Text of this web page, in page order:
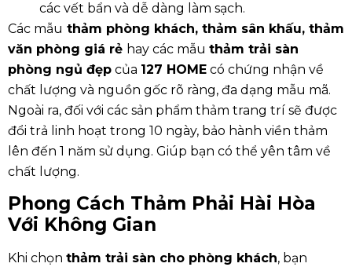
các vết bẩn và dễ dàng làm sạch.
Các mẫu thảm phòng khách, thảm sân khấu, thảm
văn phòng giá rẻ hay các mẫu thảm trải sàn
phòng ngủ đẹp của 127 HOME có chứng nhận về
chất lượng và nguồn gốc rõ ràng, đa dạng mẫu mã.
Ngoài ra, đối với các sản phẩm thảm trang trí sẽ được
đổi trả linh hoạt trong 10 ngày, bảo hành viền thảm
lên đến 1 năm sử dụng. Giúp bạn có thể yên tâm về
chất lượng.
Phong Cách Thảm Phải Hài Hòa
Với Không Gian
Khi chọn thảm trải sàn cho phòng khách, bạn